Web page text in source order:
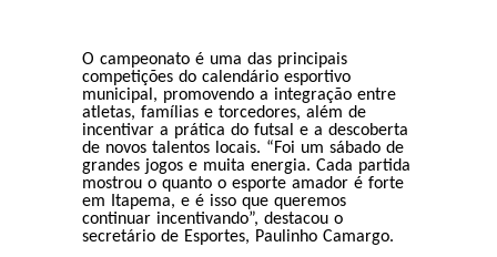
O campeonato é uma das principais
competições do calendário esportivo
municipal, promovendo a integração entre
atletas, famílias e torcedores, além de
incentivar a prática do futsal e a descoberta
de novos talentos locais. “Foi um sábado de
grandes jogos e muita energia. Cada partida
mostrou o quanto o esporte amador é forte
em Itapema, e é isso que queremos
continuar incentivando”, destacou o
secretário de Esportes, Paulinho Camargo.